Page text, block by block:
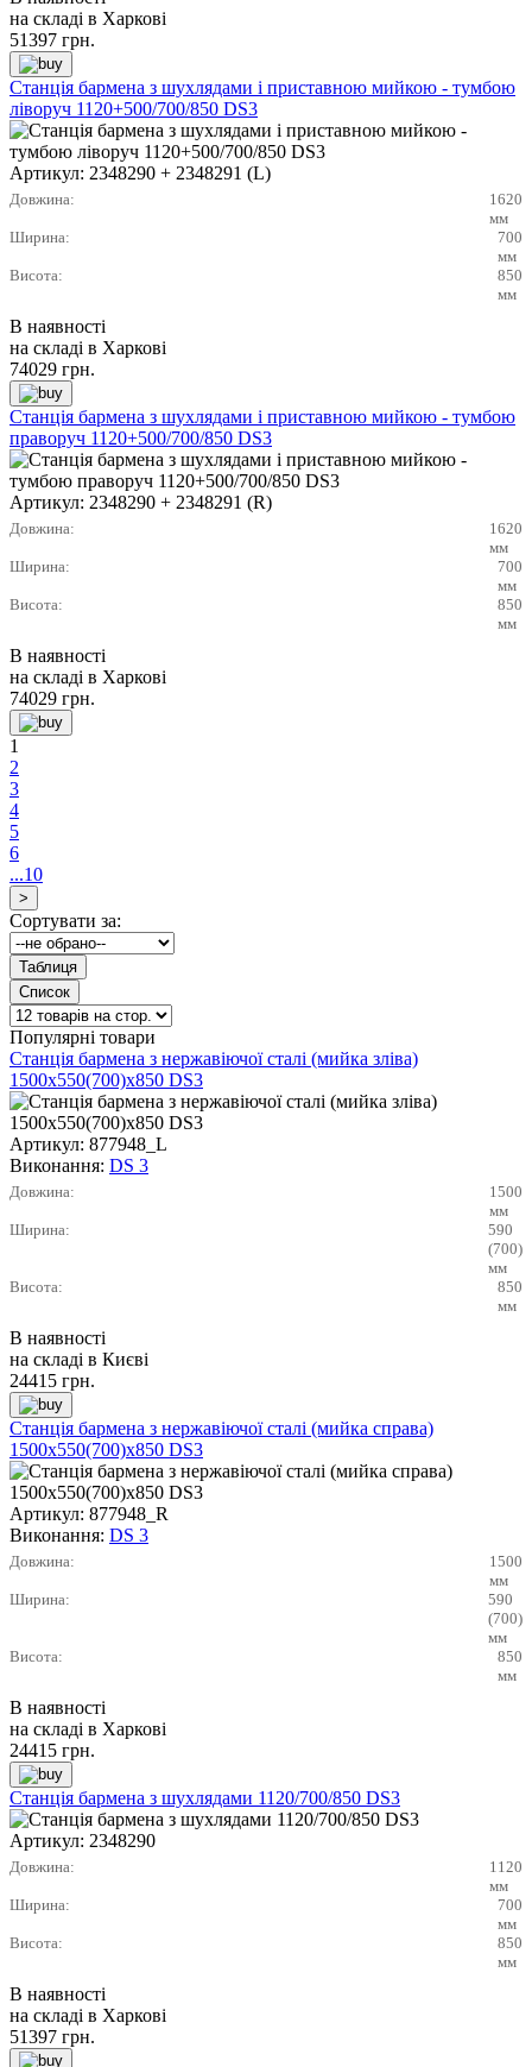
на складі в Харкові
51397 грн.
Станція бармена з шухлядами і приставною мийкою - тумбою
ліворуч 1120+500/700/850 DS3
Артикул: 2348290 + 2348291 (L)
Довжина:
1620
мм
Ширина:
700
мм
Висота:
850
мм
В наявності
на складі в Харкові
74029 грн.
Станція бармена з шухлядами і приставною мийкою - тумбою
праворуч 1120+500/700/850 DS3
Артикул: 2348290 + 2348291 (R)
Довжина:
1620
мм
Ширина:
700
мм
Висота:
850
мм
В наявності
на складі в Харкові
74029 грн.
1
2
3
4
5
6
...10
Сортувати за:
Популярні товари
Станція бармена з нержавіючої сталі (мийка зліва)
1500х550(700)х850 DS3
Артикул: 877948_L
Виконання: DS 3
Довжина:
1500
мм
Ширина:
590
(700)
мм
Висота:
850
мм
В наявності
на складі в Києві
24415 грн.
Станція бармена з нержавіючої сталі (мийка справа)
1500х550(700)х850 DS3
Артикул: 877948_R
Виконання: DS 3
Довжина:
1500
мм
Ширина:
590
(700)
мм
Висота:
850
мм
В наявності
на складі в Харкові
24415 грн.
Станція бармена з шухлядами 1120/700/850 DS3
Артикул: 2348290
Довжина:
1120
мм
Ширина:
700
мм
Висота:
850
мм
В наявності
на складі в Харкові
51397 грн.